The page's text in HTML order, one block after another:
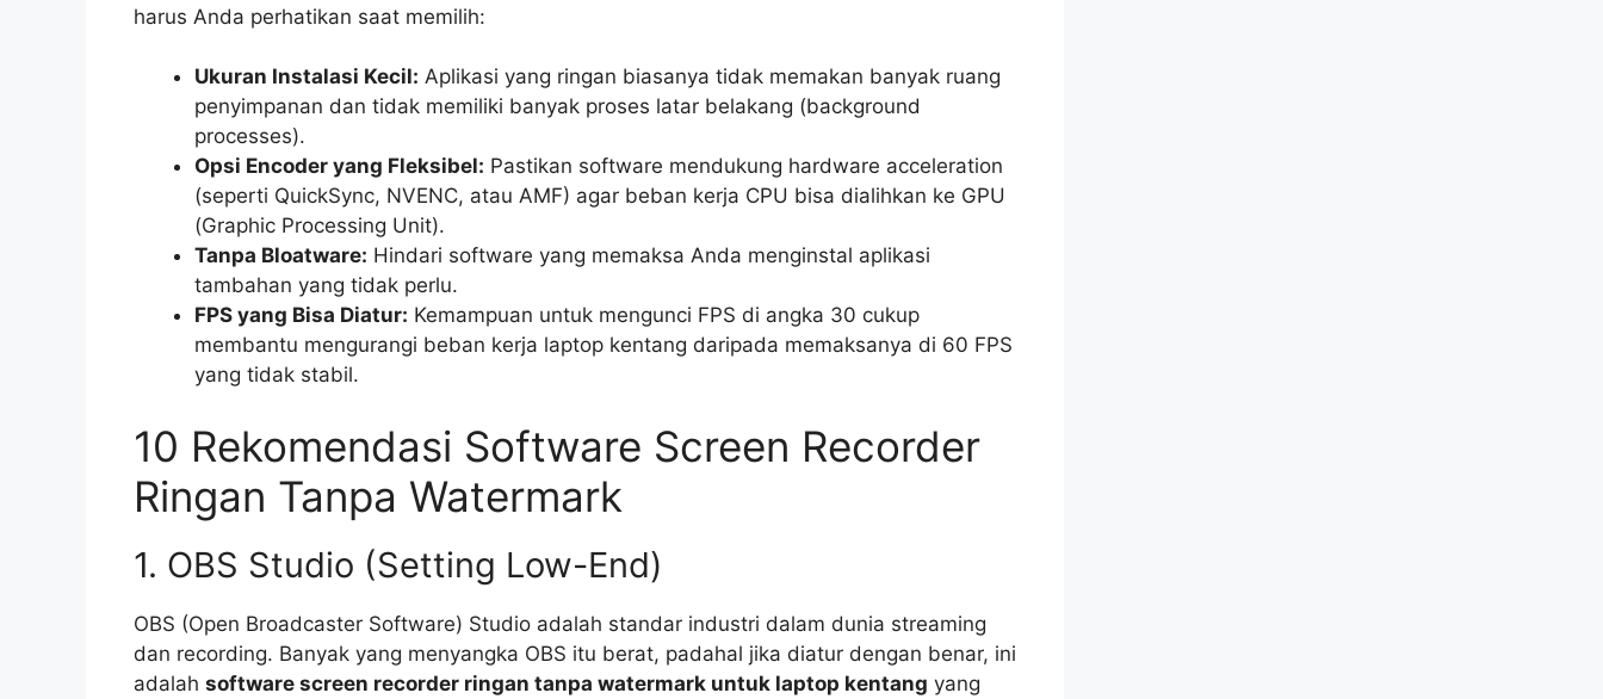
harus Anda perhatikan saat memilih:
Ukuran Instalasi Kecil: Aplikasi yang ringan biasanya tidak memakan banyak ruang
penyimpanan dan tidak memiliki banyak proses latar belakang (background
processes).
Opsi Encoder yang Fleksibel: Pastikan software mendukung hardware acceleration
(seperti QuickSync, NVENC, atau AMF) agar beban kerja CPU bisa dialihkan ke GPU
(Graphic Processing Unit).
Tanpa Bloatware: Hindari software yang memaksa Anda menginstal aplikasi
tambahan yang tidak perlu.
FPS yang Bisa Diatur: Kemampuan untuk mengunci FPS di angka 30 cukup
membantu mengurangi beban kerja laptop kentang daripada memaksanya di 60 FPS
yang tidak stabil.
10 Rekomendasi Software Screen Recorder
Ringan Tanpa Watermark
1. OBS Studio (Setting Low-End)
OBS (Open Broadcaster Software) Studio adalah standar industri dalam dunia streaming
dan recording. Banyak yang menyangka OBS itu berat, padahal jika diatur dengan benar, ini
adalah software screen recorder ringan tanpa watermark untuk laptop kentang yang